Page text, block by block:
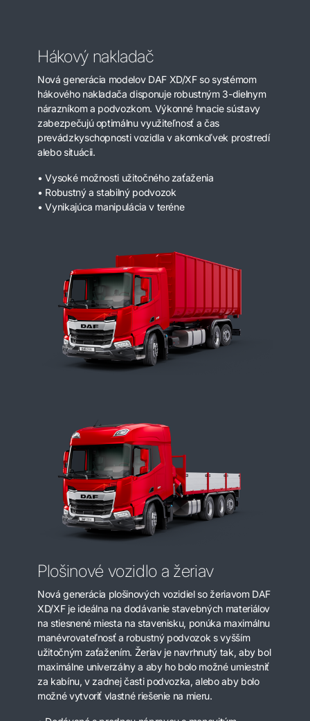
Hákový nakladač
Nová generácia modelov DAF XD/XF so systémom
hákového nakladača disponuje robustným 3-dielnym
nárazníkom a podvozkom. Výkonné hnacie sústavy
zabezpečujú optimálnu využiteľnosť a čas
prevádzkyschopnosti vozidla v akomkoľvek prostredí
alebo situácii.
• Vysoké možnosti užitočného zaťaženia
• Robustný a stabilný podvozok
• Vynikajúca manipulácia v teréne
Plošinové vozidlo a žeriav
Nová generácia plošinových vozidiel so žeriavom DAF
XD/XF je ideálna na dodávanie stavebných materiálov
na stiesnené miesta na stavenisku, ponúka maximálnu
manévrovateľnosť a robustný podvozok s vyšším
užitočným zaťažením. Žeriav je navrhnutý tak, aby bol
maximálne univerzálny a aby ho bolo možné umiestniť
za kabínu, v zadnej časti podvozka, alebo aby bolo
možné vytvoriť vlastné riešenie na mieru.